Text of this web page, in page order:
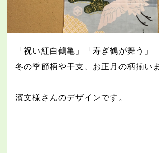
「祝い紅白鶴亀」「寿ぎ鶴が舞う」
冬の季節柄や干支、お正月の柄揃い
濱文様さんのデザインです。